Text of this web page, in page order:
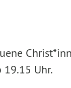
Uhr.